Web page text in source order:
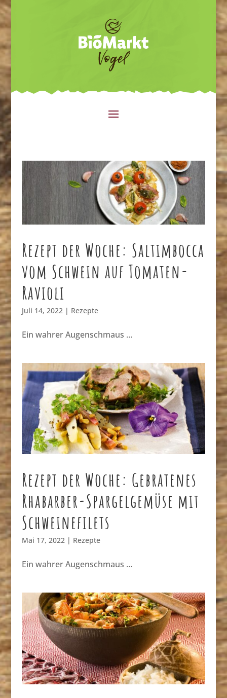
Rezept der Woche: Saltimbocca
vom Schwein auf Tomaten-
Ravioli
Juli 14, 2022 | Rezepte
Ein wahrer Augenschmaus …
Rezept der Woche: Gebratenes
Rhabarber-Spargelgemüse mit
Schweinefilets
Mai 17, 2022| Rezepte
Ein wahrer Augenschmaus …